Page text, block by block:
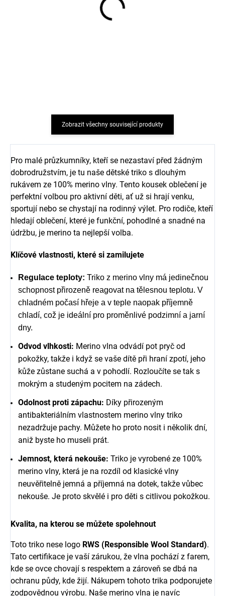
Zobrazit všechny související produkty
Pro malé průzkumníky, kteří se nezastaví před žádným
dobrodružstvím, je tu naše dětské triko s dlouhým
rukávem ze 100% merino vlny. Tento kousek oblečení je
perfektní volbou pro aktivní děti, ať už si hrají venku,
sportují nebo se chystají na rodinný výlet. Pro rodiče, kteří
hledají oblečení, které je funkční, pohodlné a snadné na
údržbu, je merino ta nejlepší volba.
Klíčové vlastnosti, které si zamilujete
Regulace teploty: Triko z merino vlny má jedinečnou
schopnost přirozeně reagovat na tělesnou teplotu. V
chladném počasí hřeje a v teple naopak příjemně
chladí, což je ideální pro proměnlivé podzimní a jarní
dny.
Odvod vlhkosti: Merino vlna odvádí pot pryč od
pokožky, takže i když se vaše dítě při hraní zpotí, jeho
kůže zůstane suchá a v pohodlí. Rozloučíte se tak s
mokrým a studeným pocitem na zádech.
Odolnost proti zápachu: Díky přirozeným
antibakteriálním vlastnostem merino vlny triko
nezadržuje pachy. Můžete ho proto nosit i několik dní,
aniž byste ho museli prát.
Jemnost, která nekouše: Triko je vyrobené ze 100%
merino vlny, která je na rozdíl od klasické vlny
neuvěřitelně jemná a příjemná na dotek, takže vůbec
nekouše. Je proto skvělé i pro děti s citlivou pokožkou.
Kvalita, na kterou se můžete spolehnout
Toto triko nese logo RWS (Responsible Wool Standard).
Tato certifikace je vaší zárukou, že vlna pochází z farem,
kde se ovce chovají s respektem a zároveň se dbá na
ochranu půdy, kde žijí. Nákupem tohoto trika podporujete
zodpovědnou výrobu. Naše merino vlna je navíc